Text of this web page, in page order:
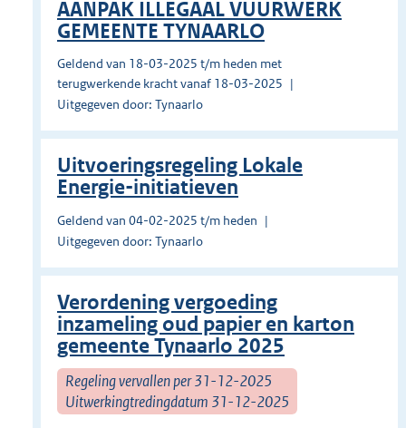
AANPAK ILLEGAAL VUURWERK
GEMEENTE TYNAARLO
Geldend van 18-03-2025 t/m heden met
terugwerkende kracht vanaf 18-03-2025
Uitgegeven door: Tynaarlo
Uitvoeringsregeling Lokale
Energie-initiatieven
Geldend van 04-02-2025 t/m heden
Uitgegeven door: Tynaarlo
Verordening vergoeding
inzameling oud papier en karton
gemeente Tynaarlo 2025
Regeling vervallen per 31-12-2025
Uitwerkingtredingdatum 31-12-2025